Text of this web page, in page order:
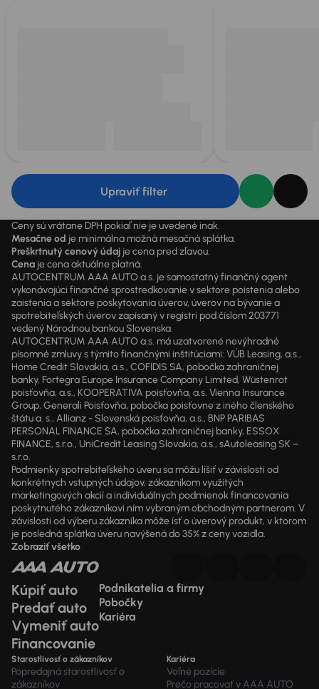
Upraviť filter
Ceny sú vrátane DPH pokiaľ nie je uvedené inak.
Mesačne od je minimálna možná mesačná splátka.
Preškrtnutý cenový údaj je cena pred zľavou.
Cena je cena aktuálne platná.
AUTOCENTRUM AAA AUTO a.s. je samostatný finančný agent
vykonávajúci finančné sprostredkovanie v sektore poistenia alebo
zaistenia a sektore poskytovania úverov, úverov na bývanie a
spotrebiteľských úverov zapísaný v registri pod číslom 203771
vedený Národnou bankou Slovenska.
AUTOCENTRUM AAA AUTO a.s. má uzatvorené nevýhradné
písomné zmluvy s týmito finančnými inštitúciami: VÚB Leasing, a.s.,
Home Credit Slovakia, a.s., COFIDIS SA, pobočka zahraničnej
banky, Fortegra Europe Insurance Company Limited, Wüstenrot
poisťovňa, a.s., KOOPERATIVA poisťovňa, a.s. Vienna Insurance
Group, Generali Poisťovňa, pobočka poisťovne z iného členského
štátu a. s., Allianz - Slovenská poisťovňa, a.s., BNP PARIBAS
PERSONAL FINANCE SA, pobočka zahraničnej banky, ESSOX
FINANCE, s.r.o., UniCredit Leasing Slovakia, a.s., sAutoleasing SK –
s.r.o.
Podmienky spotrebiteľského úveru sa môžu líšiť v závislosti od
konkrétnych vstupných údajov, zákazníkom využitých
marketingových akcií a individuálnych podmienok financovania
poskytnutého zákazníkovi ním vybraným obchodným partnerom. V
závislosti od výberu zákazníka môže ísť o úverový produkt, v ktorom
je posledná splátka úveru navýšená do 35% z ceny vozidla.
Zobraziť všetko
Kúpiť auto
Predať auto
Vymeniť auto
Financovanie
Podnikatelia a firmy
Pobočky
Kariéra
Starostlivosť o zákazníkov
Popredajná starostlivosť o
zákazníkov
Kariéra
Voľné pozície
Prečo pracovať v AAA AUTO